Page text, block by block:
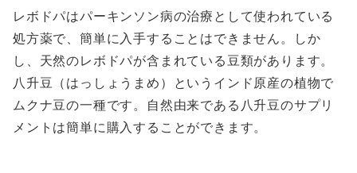
レボドパはパーキンソン病の治療として使われている
処方薬で、簡単に入手することはできません。しか
し、天然のレボドパが含まれている豆類があります。
八升豆（はっしょうまめ）というインド原産の植物で
ムクナ豆の一種です。自然由来である八升豆のサプリ
メントは簡単に購入することができます。